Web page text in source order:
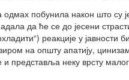
побунила након што су
да ће се до јесени
реакције у јавности
на општу апатију,
представља неку врсту